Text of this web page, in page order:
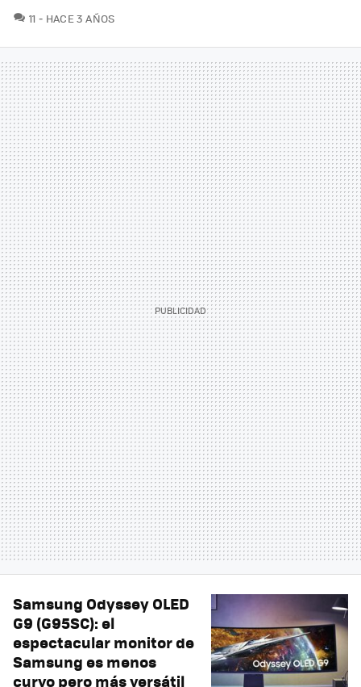
11 COMENTARIOS
HACE 3 AÑOS
Samsung Odyssey OLED
G9 (G95SC): el
espectacular monitor de
Samsung es menos
curvo pero más versátil